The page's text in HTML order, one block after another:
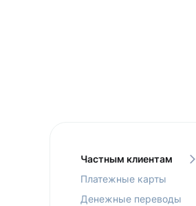
Частным клиентам
Платежные карты
Денежные переводы